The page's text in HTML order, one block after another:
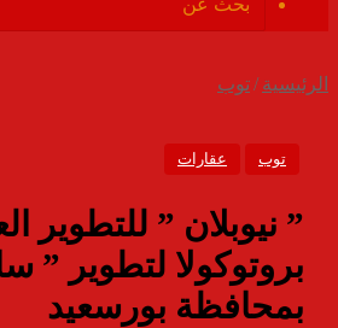
الموقع
الرئيسية /توب
توب عقارات
” نيوبلان ” للتطوير
بروتوكولا لتطوير ”
بمحافظة بورسعيد